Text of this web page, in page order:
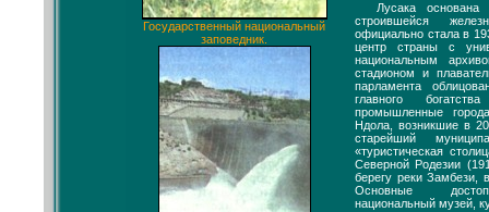
Государственный национальный
заповедник.
Лусака
строившейся
официально стала в
центр страны с
национальным
стадионом и
парламента
главного
промышленные
Ндола, возникшие в
старейший
«туристическая
Северной Родезии
берегу реки Замбези,
Основные
национальный музей,